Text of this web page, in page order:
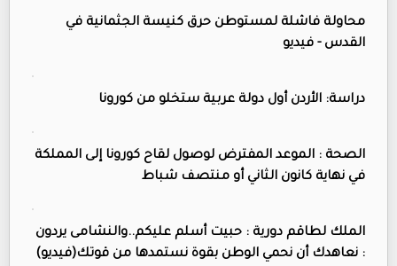
محاولة فاشلة لمستوطن حرق كنيسة الجثمانية في
القدس - فيديو
دراسة: الأردن أول دولة عربية ستخلو من كورونا
الصحة : الموعد المفترض لوصول لقاح كورونا إلى المملكة
في نهاية كانون الثاني أو منتصف شباط
الملك لطاقم دورية : حبيت أسلم عليكم..والنشامى يردون
: نعاهدك أن نحمي الوطن بقوة نستمدها من قوتك(فيديو)